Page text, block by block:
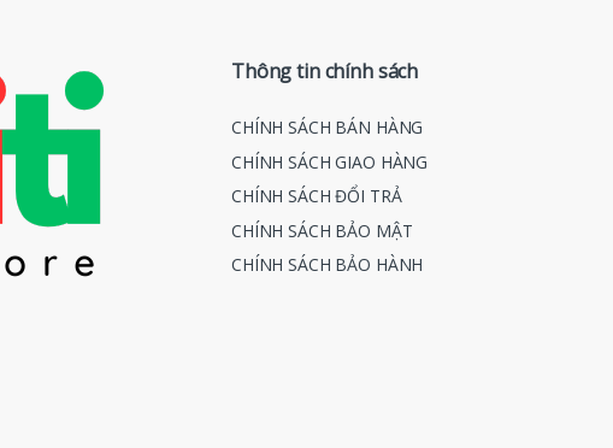
Thông tin chính sách
CHÍNH SÁCH BÁN HÀNG
CHÍNH SÁCH GIAO HÀNG
CHÍNH SÁCH ĐỔI TRẢ
CHÍNH SÁCH BẢO MẬT
CHÍNH SÁCH BẢO HÀNH